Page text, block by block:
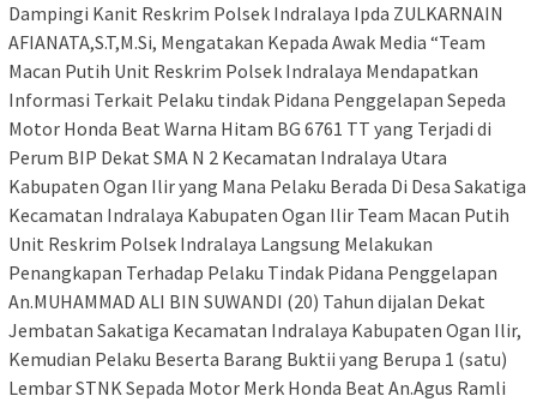
Dampingi Kanit Reskrim Polsek Indralaya Ipda ZULKARNAIN
AFIANATA,S.T,M.Si, Mengatakan Kepada Awak Media “Team
Macan Putih Unit Reskrim Polsek Indralaya Mendapatkan
Informasi Terkait Pelaku tindak Pidana Penggelapan Sepeda
Motor Honda Beat Warna Hitam BG 6761 TT yang Terjadi di
Perum BIP Dekat SMA N 2 Kecamatan Indralaya Utara
Kabupaten Ogan Ilir yang Mana Pelaku Berada Di Desa Sakatiga
Kecamatan Indralaya Kabupaten Ogan Ilir Team Macan Putih
Unit Reskrim Polsek Indralaya Langsung Melakukan
Penangkapan Terhadap Pelaku Tindak Pidana Penggelapan
An.MUHAMMAD ALI BIN SUWANDI (20) Tahun dijalan Dekat
Jembatan Sakatiga Kecamatan Indralaya Kabupaten Ogan Ilir,
Kemudian Pelaku Beserta Barang Buktii yang Berupa 1 (satu)
Lembar STNK Sepada Motor Merk Honda Beat An.Agus Ramli